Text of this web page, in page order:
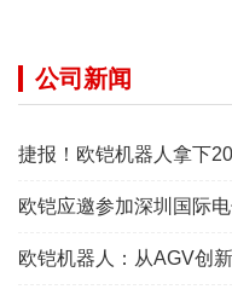
公司新闻
捷报！欧铠机器人拿下
欧铠应邀参加深圳国际电子元
欧铠机器人：从AGV创